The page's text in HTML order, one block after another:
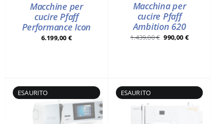
Macchine per
cucire Pfaff
Performance Icon
6.199,00 €
Macchina per
cucire Pfaff
Ambition 620
1.439,00€ Il
990,00 €Il